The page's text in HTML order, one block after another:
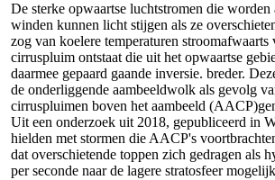
De sterke opwaartse luchtstromen die
winden kunnen licht stijgen als ze
zog van koelere temperaturen
cirruspluim ontstaat die uit het opwaartse
daarmee gepaard gaande inversie. breder.
de onderliggende aambeeldwolk als gevolg
cirruspluimen boven het aambeeld
Uit een onderzoek uit 2018, gepubliceerd in
hielden met stormen die AACP's
dat overschietende toppen zich gedragen als
per seconde naar de lagere stratosfeer